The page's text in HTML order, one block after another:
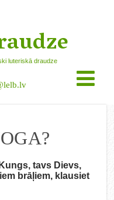
luteriskā draudze
tavs Dievs,
brāļiem, klausiet